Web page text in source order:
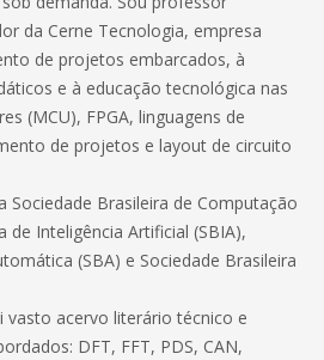
da Cerne Tecnologia, empresa
de projetos embarcados, à
e à educação tecnológica nas
(MCU), FPGA, linguagens de
de projetos e layout de circuito
Sociedade Brasileira de Computação
de Inteligência Artificial (SBIA),
(SBA) e Sociedade Brasileira
vasto acervo literário técnico e
DFT, FFT, PDS, CAN,